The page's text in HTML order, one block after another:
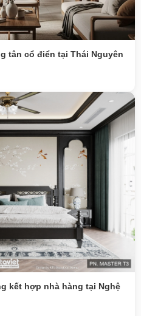
tân cổ điển tại Thái Nguyên
kết hợp nhà hàng tại Nghệ